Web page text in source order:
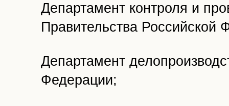
Департамент контроля и
Правительства Российской
Департамент
Федерации;